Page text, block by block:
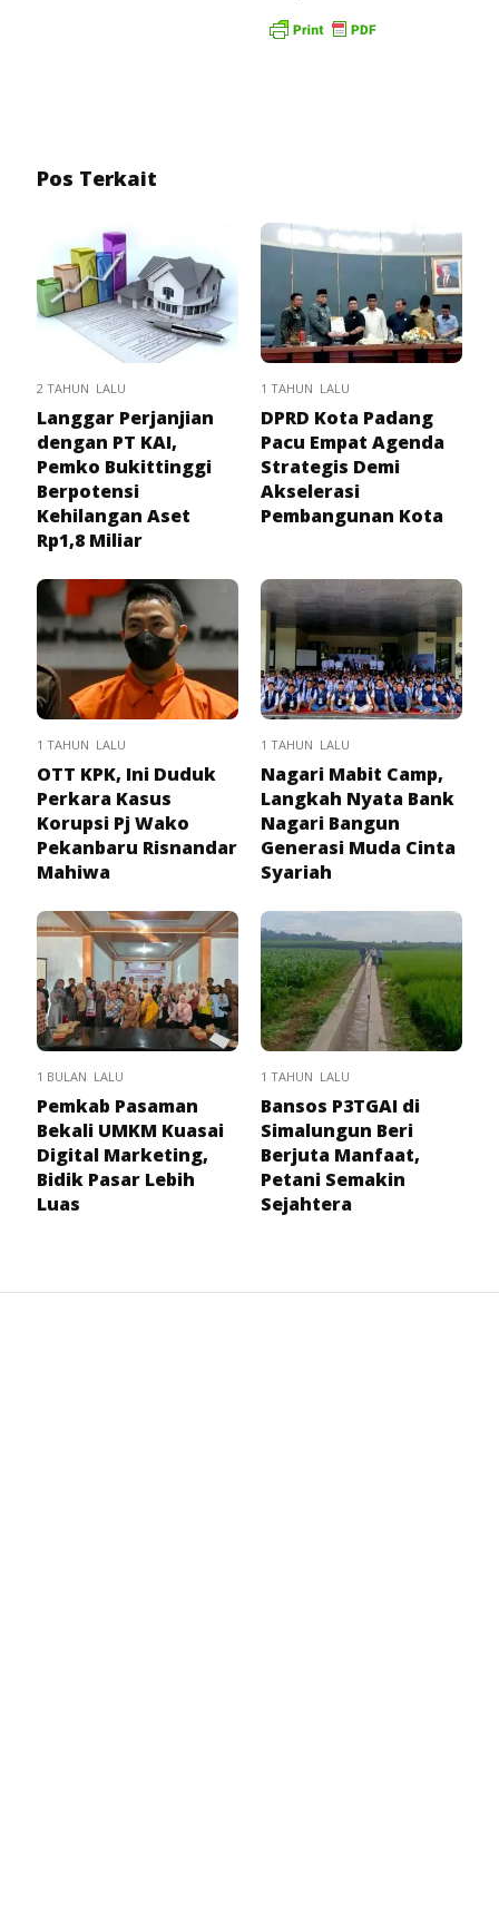
Pos Terkait
2 TAHUN LALU
Langgar Perjanjian
dengan PT KAI,
Pemko Bukittinggi
Berpotensi
Kehilangan Aset
Rp1,8 Miliar
1 TAHUN LALU
DPRD Kota Padang
Pacu Empat Agenda
Strategis Demi
Akselerasi
Pembangunan Kota
1 TAHUN LALU
OTT KPK, Ini Duduk
Perkara Kasus
Korupsi Pj Wako
Pekanbaru Risnandar
Mahiwa
1 TAHUN LALU
Nagari Mabit Camp,
Langkah Nyata Bank
Nagari Bangun
Generasi Muda Cinta
Syariah
1 BULAN LALU
Pemkab Pasaman
Bekali UMKM Kuasai
Digital Marketing,
Bidik Pasar Lebih
Luas
1 TAHUN LALU
Bansos P3TGAI di
Simalungun Beri
Berjuta Manfaat,
Petani Semakin
Sejahtera